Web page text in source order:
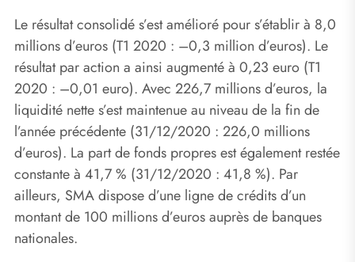
Le résultat consolidé s’est amélioré pour s’établir à 8,0
millions d’euros (T1 2020 : –0,3 million d’euros). Le
résultat par action a ainsi augmenté à 0,23 euro (T1
2020 : –0,01 euro). Avec 226,7 millions d’euros, la
liquidité nette s’est maintenue au niveau de la fin de
l’année précédente (31/12/2020 : 226,0 millions
d’euros). La part de fonds propres est également restée
constante à 41,7 % (31/12/2020 : 41,8 %). Par
ailleurs, SMA dispose d’une ligne de crédits d’un
montant de 100 millions d’euros auprès de banques
nationales.